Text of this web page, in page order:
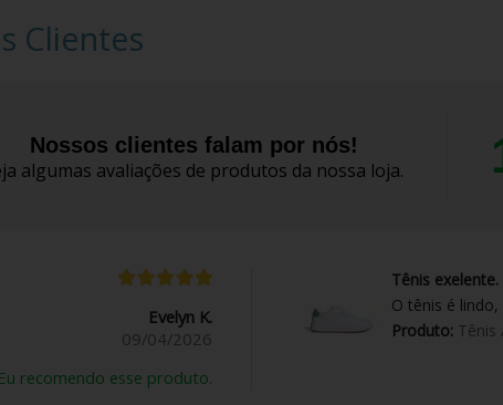
Clientes
Nossos clientes falam por nós!
algumas avaliações de produtos da nossa loja.
Evelyn K.
09/04/2026
Eu recomendo esse produto.
Tênis exelente.
O tênis é
Produto: Tênis